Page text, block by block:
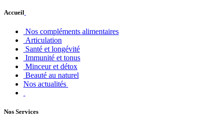
Accueil
Nos compléments alimentaires
Articulation
Santé et longévité
Immunité et tonus
Minceur et détox
Beauté au naturel
Nos actualités
Nos Services